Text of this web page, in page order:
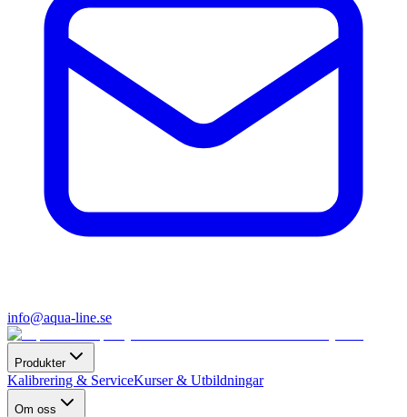
info@aqua-line.se
Produkter
Kalibrering & ServiceKurser & Utbildningar
Om oss